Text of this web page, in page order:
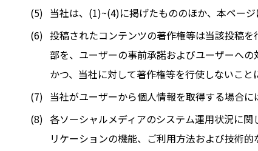
当社は、(1)~(4)に掲げたもののほか、本ペー
投稿されたコンテンツの著作権等は当該投稿
部を、ユーザーの事前承諾およびユーザーへ
かつ、当社に対して著作権等を行使しないこと
当社がユーザーから個人情報を取得する場合
各ソーシャルメディアのシステム運用状況に
リケーションの機能、ご利用方法および技術